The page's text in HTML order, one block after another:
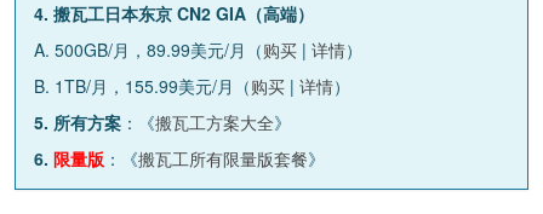
4. 搬瓦工日本东京 CN2 GIA（高端）
A. 500GB/月，89.99美元/月（购买 | 详情）
B. 1TB/月，155.99美元/月（购买 | 详情）
5. 所有方案 ：《搬瓦工方案大全》
6. 限量版 ：《搬瓦工所有限量版套餐》